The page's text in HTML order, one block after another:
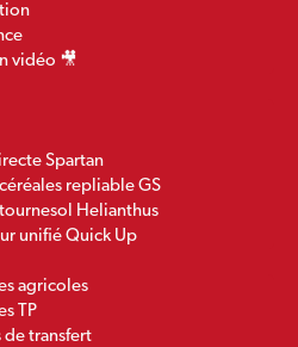
vidéo 🎥
Spartan
repliable GS
Helianthus
unifié Quick Up
agricoles
TP
de transfert